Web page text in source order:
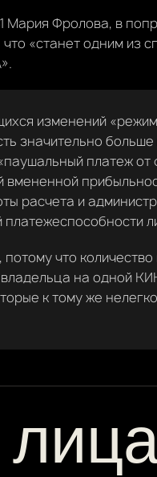
Мария Фролова, в
«станет одним из
изменений
значительно
платеж
расчета и
платежеспособности
что
на одной
к тому же